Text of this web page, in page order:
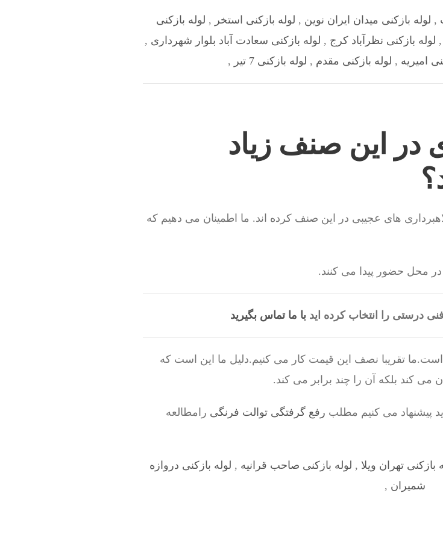
, لوله بازکنی میدان ایران نوین , لوله بازکنی استخر , لوله بازکنی
, لوله بازکنی نظرآباد کرج , لوله بازکنی سعادت آباد بلوار شهرداری ,
امیریه , لوله بازکنی مقدم , لوله بازکنی 7 تیر ,
در این صنف زیاد
های عجیبی در این صنف کرده اند. ما اطمینان می دهیم که
محل حضور پیدا می کنند.
درستی را انتخاب کرده ایدبا ما تماس بگیرید
تقریبا نصف این قیمت کار می کنیم.دلیل ما این است که
می کند بلکه آن را چند برابر می کند.
پیشنهاد می کنیم مطلب رفع گرفتگی توالت فرنگی رامطالعه
بازکنی تهران ویلا , لوله بازکنی صاحب‌ قرانیه , لوله بازکنی دروازه
شمیران ,